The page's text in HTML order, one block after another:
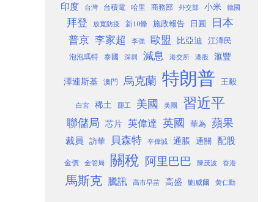
印度
台灣 台積電 哈里 商務部 外交部 小米 德國
拜登 放寬防疫 新10條 施政報告 日圓 日本
普京 李家超 李強 歐盟 比亞迪 江澤民
泡泡瑪特 泰國 深圳 減息 港交所 港股 滙豐
澤連斯基 澳門 烏克蘭 特朗普 王毅
白宮 稀土 罷工 美國 美團 習近平
聯儲局 芯片 英偉達 英國 華為 蘋果
裁員 訪華 貝森特 辛偉誠 通脹 通關 配股
金價 金管局 關稅 阿里巴巴 陳茂波 香港
馬斯克 騰訊 高市早苗 高盛 鮑威爾 黃仁勳